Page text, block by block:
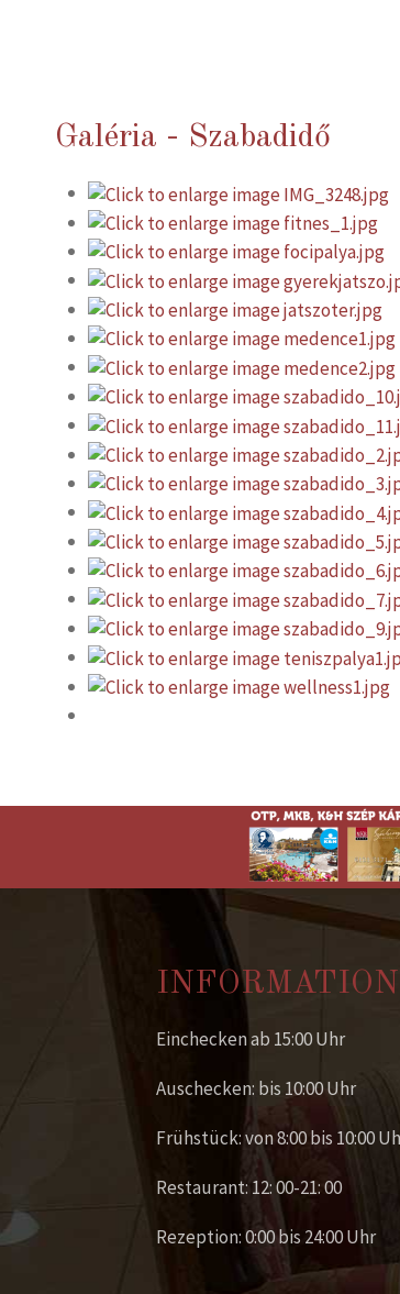
Galéria - Szabadidő
INFORMATION
Einchecken ab 15:00 Uhr
Auschecken: bis 10:00 Uhr
Frühstück: von 8:00 bis 10:00
Restaurant: 12: 00-21: 00
Rezeption: 0:00 bis 24:00 Uhr